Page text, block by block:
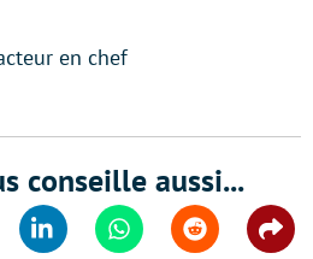
en chef
conseille aussi...
Linkedin WhatsappReddit